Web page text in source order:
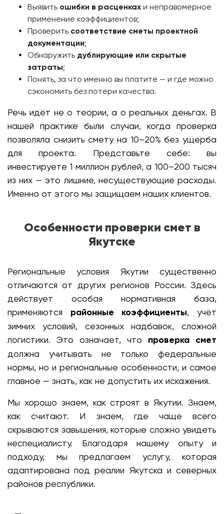
Выявить ошибки в расценках и неправомерное
применение коэффициентов;
Проверить соответствие сметы проектной
документации;
Обнаружить дублирующие или скрытые
затраты;
Понять, за что именно вы платите — и где можно
сэкономить без потери качества.
Речь идёт не о теории, а о реальных деньгах. В
нашей практике были случаи, когда проверка
позволяла снизить смету на 10–20% без ущерба
для проекта. Представьте себе: вы
инвестируете 1 миллион рублей, а 100–200 тысяч
из них — это лишние, несуществующие расходы.
Именно от этого мы защищаем наших клиентов.
Особенности проверки смет в
Якутске
Региональные условия Якутии существенно
отличаются от других регионов России. Здесь
действует особая нормативная база,
применяются районные коэффициенты, учёт
зимних условий, сезонных надбавок, сложной
логистики. Это означает, что проверка смет
должна учитывать не только федеральные
нормы, но и региональные особенности, и самое
главное — знать, как не допустить их искажения.
Мы хорошо знаем, как строят в Якутии. Знаем,
как считают. И знаем, где чаще всего
скрываются завышения, которые сложно увидеть
неспециалисту. Благодаря нашему опыту и
подходу, мы предлагаем услугу, которая
адаптирована под реалии Якутска и северных
районов республики.